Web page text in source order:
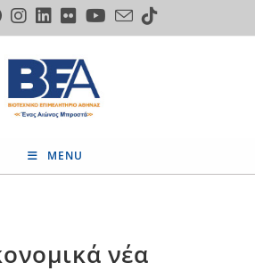
MENU
νέα